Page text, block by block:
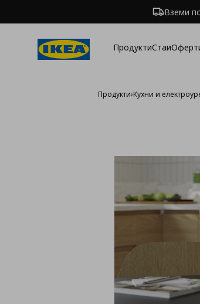
Вземи
ПродуктиСтаи
Продукти›Кухни и